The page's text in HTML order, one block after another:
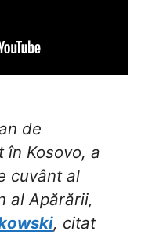
de
în Kosovo, a
cuvânt al
al Apărării,
, citat